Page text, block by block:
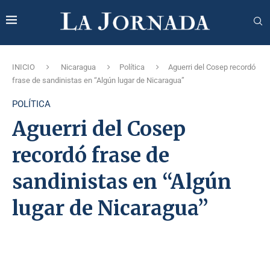
INICIO Nicaragua Política
Aguerri del Cosep recordó
frase de sandinistas en “Algún lugar de Nicaragua”
POLÍTICA
Aguerri del Cosep
recordó frase de
sandinistas en “Algún
lugar de Nicaragua”